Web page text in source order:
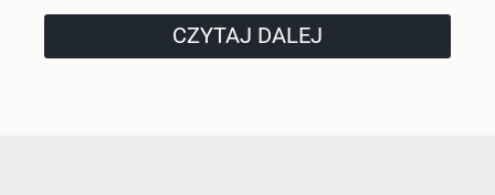
CZYTAJ DALEJ